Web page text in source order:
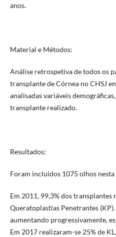
anos.
Material e Métodos:
Análise retrospetiva de todos os
transplante de Córnea no CHSJ
analisadas variáveis
transplante realizado.
Resultados:
Foram incluídos 1075 olhos nesta
Em 2011, 99,3% dos transplantes
Queratoplastias Penetrantes
aumentando progressivamente,
Em 2017 realizaram-se 25% de